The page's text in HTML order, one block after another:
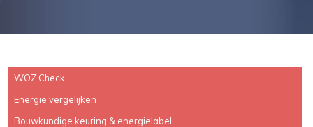
WOZ Check
Energie vergelijken
Bouwkundige keuring & energielabel